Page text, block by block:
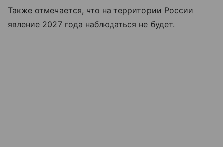
Также отмечается, что на территории России
явление 2027 года наблюдаться не будет.